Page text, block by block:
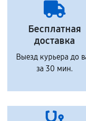
Бесплатная
доставка
Выезд курьера до
за 30 мин.